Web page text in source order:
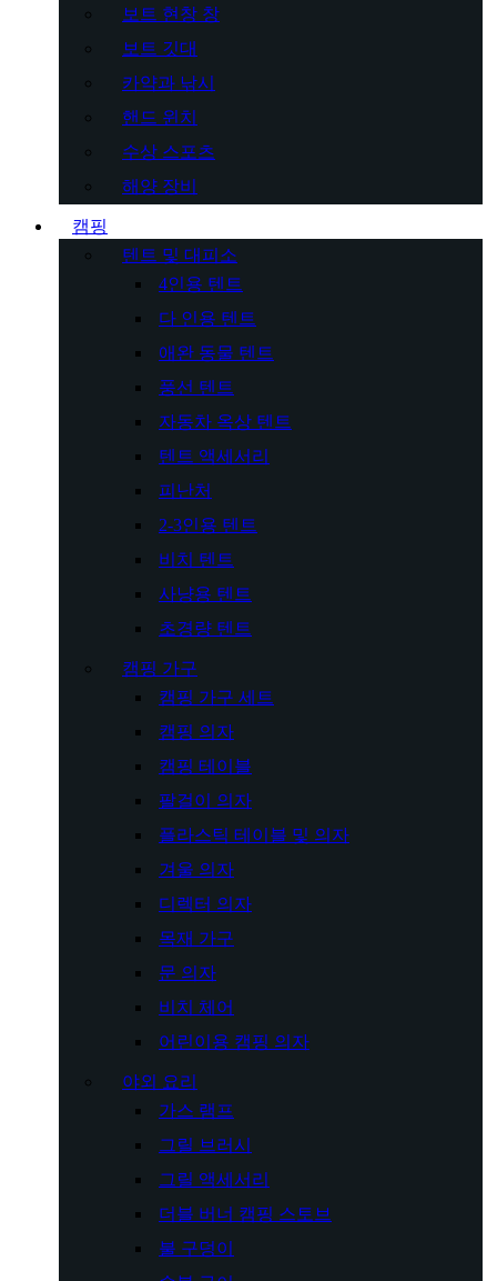
보트 현창 창
보트 깃대
카약과 낚시
핸드 윈치
수상 스포츠
해양 장비
캠핑
텐트 및 대피소
4인용 텐트
다 인용 텐트
애완 동물 텐트
풍선 텐트
자동차 옥상 텐트
텐트 액세서리
피난처
2-3인용 텐트
비치 텐트
사냥용 텐트
초경량 텐트
캠핑 가구
캠핑 가구 세트
캠핑 의자
캠핑 테이블
팔걸이 의자
플라스틱 테이블 및 의자
겨울 의자
디렉터 의자
목재 가구
문 의자
비치 체어
어린이용 캠핑 의자
야외 요리
가스 램프
그릴 브러시
그릴 액세서리
더블 버너 캠핑 스토브
불 구덩이